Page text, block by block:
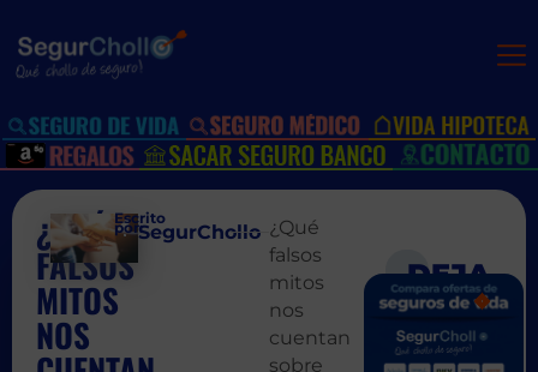
¿QUÉ
FALSOS
MITOS
NOS
Escrito
por:SegurChollo ¿Qué
falsos
mitos
nos
cuentan
sobre
Un
Seguros